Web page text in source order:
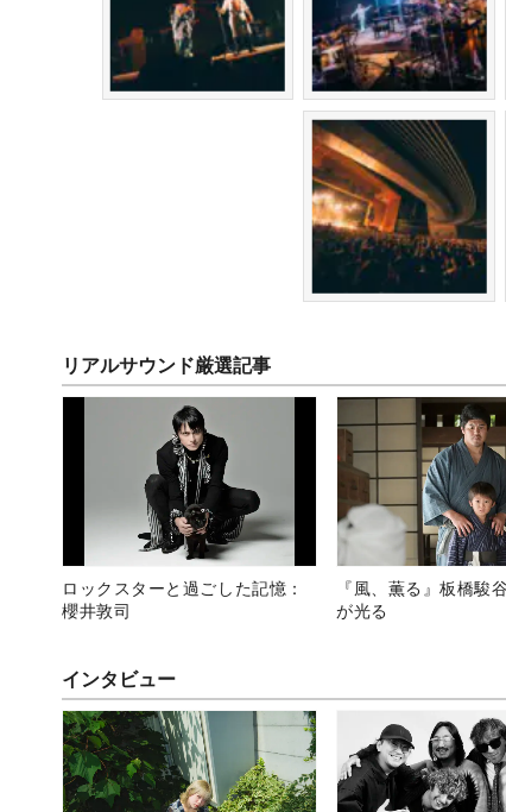
リアルサウンド厳選記事
ロックスターと過ごした記憶：
櫻井敦司
『風、薫る』板橋駿
が光る
インタビュー